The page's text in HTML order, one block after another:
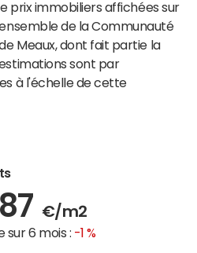
prix immobiliers affichées sur
de la Communauté
Meaux, dont fait partie la
sont par
à l'échelle de cette
€/m2
sur 6 mois : -1 %